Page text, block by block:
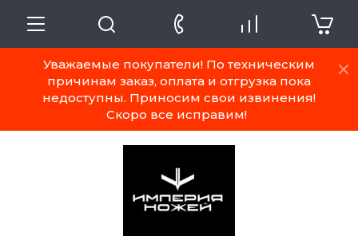
Уважаемые покупатели! По техническим
причинам заказ, оплата и отгрузка пока
недоступны. Приносим свои извинения!
Скоро все исправим!